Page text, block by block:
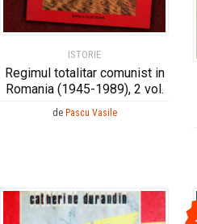
ISTORIE
Regimul totalitar comunist in
Romania (1945-1989), 2 vol.
de Pascu Vasile